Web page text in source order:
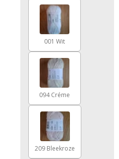
001 Wit
094 Créme
209 Bleekroze